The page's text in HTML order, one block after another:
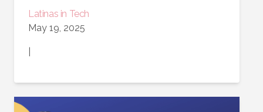
Latinas in Tech
May 19, 2025